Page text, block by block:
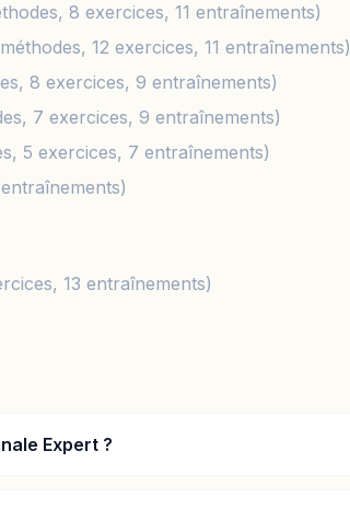
8 exercices, 11 entraînements)
12 exercices, 11 entraînements)
8 exercices, 9 entraînements)
7 exercices, 9 entraînements)
5 exercices, 7 entraînements)
13 entraînements)
Expert ?